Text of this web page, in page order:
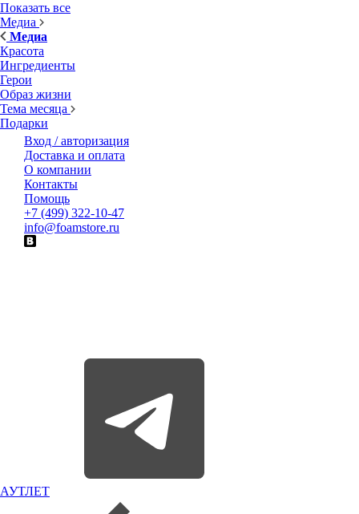
Показать все
Медиа
Медиа
Красота
Ингредиенты
Герои
Образ жизни
Тема месяца
Подарки
Вход / авторизация
Доставка и оплата
О компании
Контакты
Помощь
+7 (499) 322-10-47
info@foamstore.ru
АУТЛЕТ